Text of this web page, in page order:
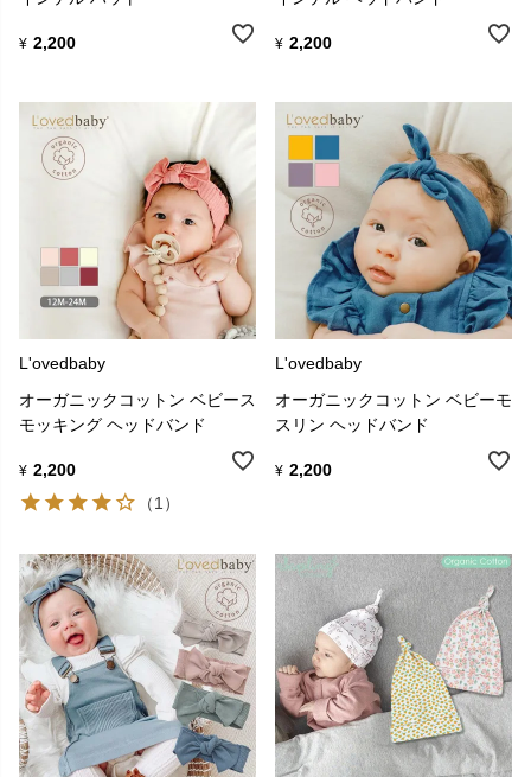
¥ 2,200 ¥ 2,200
L'ovedbaby
オーガニックコットン ベビース
モッキング ヘッドバンド
¥ 2,200
（1）
L'ovedbaby
オーガニックコットン ベビーモ
スリン ヘッドバンド
¥ 2,200